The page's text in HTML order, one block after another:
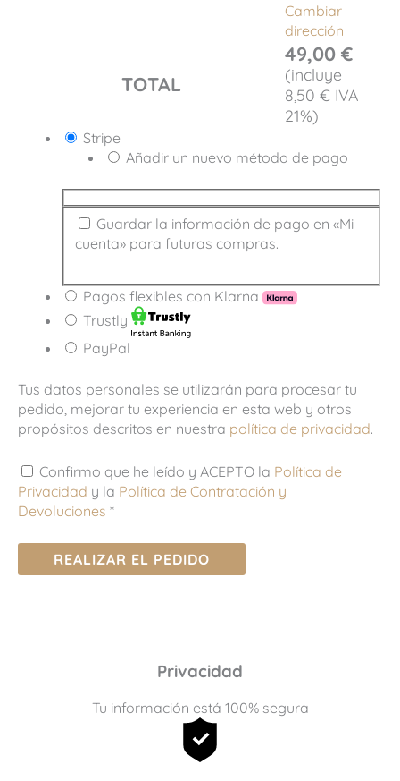
Cambiar
dirección
TOTAL
49,00 €
(incluye
8,50 € IVA
21%)
Stripe
Añadir un nuevo método de pago
Guardar la información de pago en «Mi
cuenta» para futuras compras.
Pagos flexibles con Klarna
Trustly
PayPal
Tus datos personales se utilizarán para procesar tu
pedido, mejorar tu experiencia en esta web y otros
propósitos descritos en nuestra política de privacidad.
Confirmo que he leído y ACEPTO la Política de
Privacidad y la Política de Contratación y
Devoluciones *
REALIZAR EL PEDIDO
Privacidad
Tu información está 100% segura